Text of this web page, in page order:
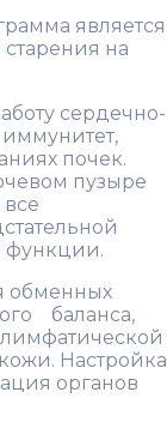
является
на
сердечно-
почек.
пузыре
функции.
обменных
баланса,
Настройка
органов